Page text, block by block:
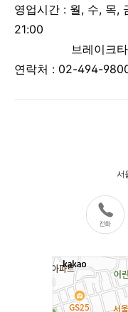
영업시간 : 월, 수, 목,
21:00
브레이크타임
연락처 : 02-494-